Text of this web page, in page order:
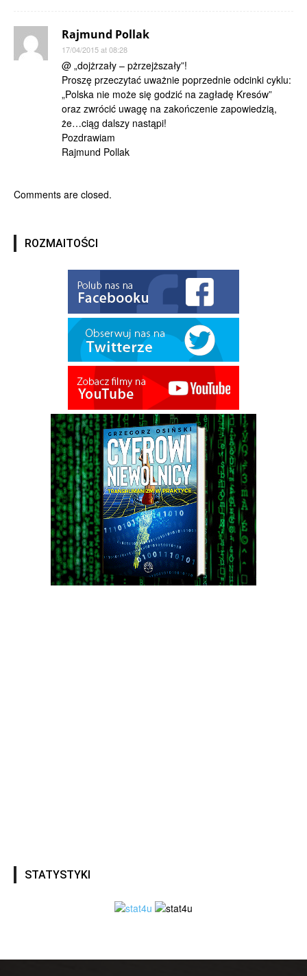
Rajmund Pollak
17/04/2015 at 08:28
@ „dojżrzały – pżrzejższały”!
Proszę przeczytać uważnie poprzednie odcinki cyklu:
„Polska nie może się godzić na zagładę Kresów”
oraz zwrócić uwagę na zakończenie zapowiedzią,
że…ciąg dalszy nastąpi!
Pozdrawiam
Rajmund Pollak
Comments are closed.
ROZMAITOŚCI
STATYSTYKI